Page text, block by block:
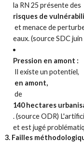
la RN 25 présente des
risques de
et menace de
eaux. (source SDC juin
Pression en amont :
Il existe un potentiel,
en amont,
de
140 hectares
. (source ODR)
et est jugé
3. Failles